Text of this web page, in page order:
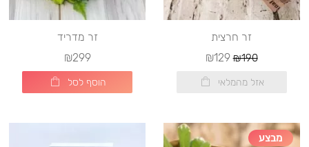
זר חרצית
₪190
₪129
אזל מהמלאי
זר מדריד
₪299
הוסף לסל
מבצע